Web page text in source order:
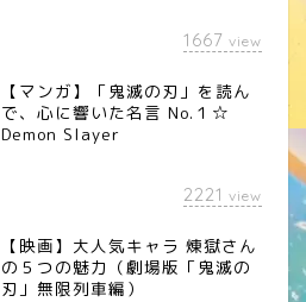
1667 view
【マンガ】「鬼滅の刃」を読ん
で、心に響いた名言 No.１☆
Demon Slayer
2221 view
【映画】大人気キャラ 煉󠄁獄さん
の５つの魅力（劇場版「鬼滅の
刃」無限列車編）